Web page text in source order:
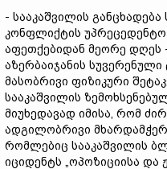
- სააკაშვილის განცხადება
კონფლიქტის
აფეთქებიდან მეორე დღეს
აზერბაიჯანის
მასობრივი ფიზიკური
სააკაშვილის
მიუხედავად იმისა, რომ
ადგილობრივი
რომლებიც სააკაშვილის
იციდენტს „ოპოზიციისა